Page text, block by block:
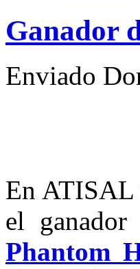
Ganador
Enviado
En ATISAL
el
Phantom